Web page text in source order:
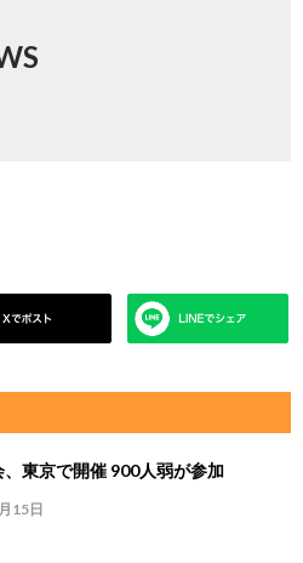
東京で開催 900人弱が参加
15日